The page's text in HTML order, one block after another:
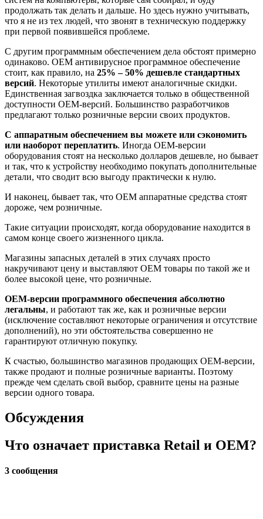
продолжать так делать и дальше. Но здесь нужно учитывать,
что я не из тех людей, что звонят в техническую поддержку
при первой появившейся проблеме.
С другим программным обеспечением дела обстоят примерно
одинаково. OEM антивирусное программное обеспечение
стоит, как правило, на 25% – 50% дешевле стандартных
версий. Некоторые утилиты имеют аналогичные скидки.
Единственная загвоздка заключается только в общественной
доступности OEM-версий. Большинство разработчиков
предлагают только розничные версии своих продуктов.
С аппаратным обеспечением вы можете или сэкономить
или наоборот переплатить. Иногда OEM-версии
оборудования стоят на несколько долларов дешевле, но бывает
и так, что к устройству необходимо покупать дополнительные
детали, что сводит всю выгоду практически к нулю.
И наконец, бывает так, что OEM аппаратные средства стоят
дороже, чем розничные.
Такие ситуации происходят, когда оборудование находится в
самом конце своего жизненного цикла.
Магазины запасных деталей в этих случаях просто
накручивают цену и выставляют OEM товары по такой же и
более высокой цене, что розничные.
OEM-версии программного обеспечения абсолютно
легальны, и работают так же, как и розничные версии
(исключение составляют некоторые ограничения и отсутствие
дополнений), но эти обстоятельства совершенно не
гарантируют отличную покупку.
К счастью, большинство магазинов продающих OEM-версии,
также продают и полные розничные варианты. Поэтому
прежде чем сделать свой выбор, сравните цены на разные
версии одного товара.
Обсуждения
Что означает приставка Retail и OEM?
3 сообщения